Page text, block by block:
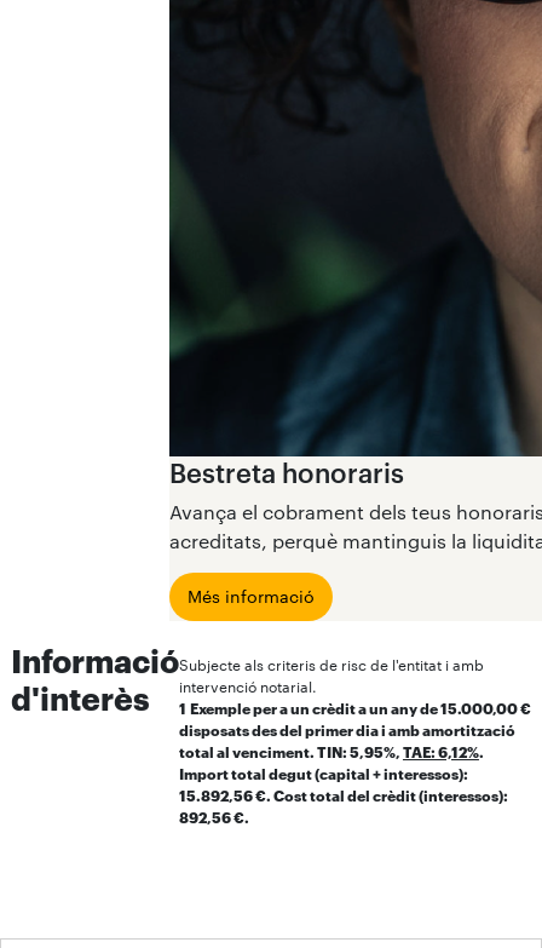
Bestreta honoraris
Avança el cobrament dels teus
acreditats, perquè mantinguis la
Més informació
Informació
d'interès
Subjecte als criteris de risc de l'entitat i amb
intervenció notarial.
1 Exemple per a un crèdit a un any de 15.000,00 €
disposats des del primer dia i amb amortització
total al venciment. TIN: 5,95%, TAE: 6,12%.
Import total degut (capital + interessos):
15.892,56 €. Cost total del crèdit (interessos):
892,56 €.